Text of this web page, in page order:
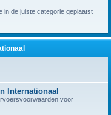
in de juiste categorie geplaatst
Internationaal
voor